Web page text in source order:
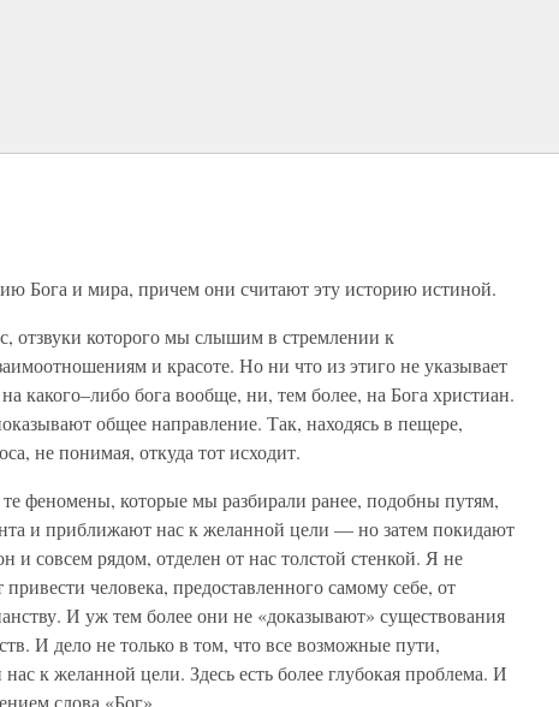
Бога и мира, причем они считают эту историю истиной.
отзвуки которого мы слышим в стремлении к
и красоте. Но ни что из этиго не указывает
какого–либо бога вообще, ни, тем более, на Бога христиан.
общее направление. Так, находясь в пещере,
не понимая, откуда тот исходит.
феномены, которые мы разбирали ранее, подобны путям,
и приближают нас к желанной цели — но затем покидают
и совсем рядом, отделен от нас толстой стенкой. Я не
человека, предоставленного самому себе, от
И уж тем более они не «доказывают» существования
И дело не только в том, что все возможные пути,
к желанной цели. Здесь есть более глубокая проблема. И
слова «Бог».